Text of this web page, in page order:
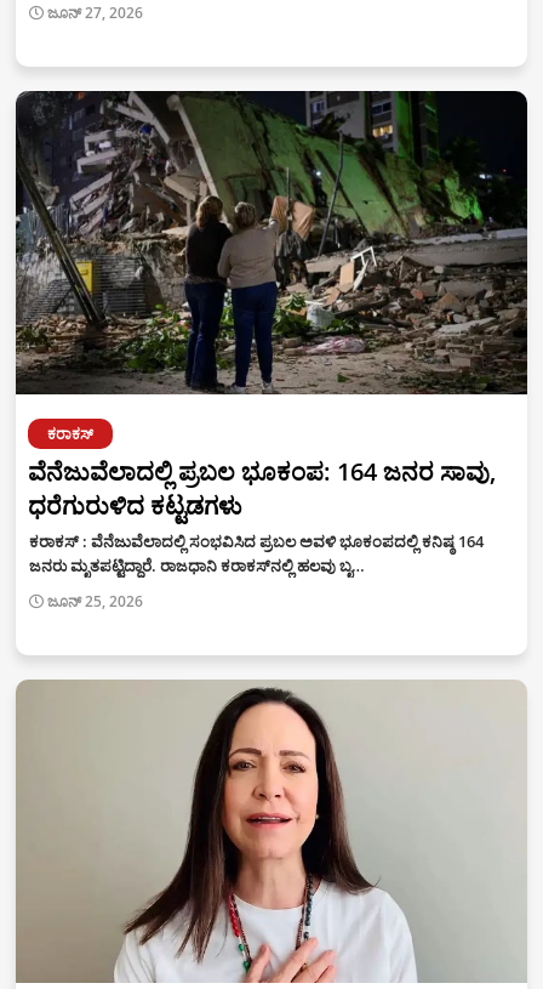
ಜೂನ್ 27, 2026
ಕರಾಕಸ್‌
ವೆನೆಜುವೆಲಾದಲ್ಲಿ ಪ್ರಬಲ ಭೂಕಂಪ: 164 ಜನರ ಸಾವು,
ಧರೆಗುರುಳಿದ ಕಟ್ಟಡಗಳು
ಕರಾಕಸ್‌ : ವೆನೆಜುವೆಲಾದಲ್ಲಿ ಸಂಭವಿಸಿದ ಪ್ರಬಲ ಅವಳಿ ಭೂಕಂಪದಲ್ಲಿ ಕನಿಷ್ಠ 164
ಜನರು ಮೃತಪಟ್ಟಿದ್ದಾರೆ. ರಾಜಧಾನಿ ಕರಾಕಸ್‌ನಲ್ಲಿ ಹಲವು ಬೃ…
ಜೂನ್ 25, 2026